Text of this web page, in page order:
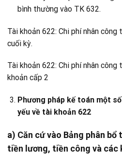
bình thường vào TK 632.
Tài khoản 622: Chi phí nhân
cuối kỳ.
Tài khoản 622: Chi phí nhân
khoản cấp 2
Phương pháp kế toán một
yếu về tài khoản 622
a) Căn cứ vào Bảng phân
tiền lương, tiền công và các